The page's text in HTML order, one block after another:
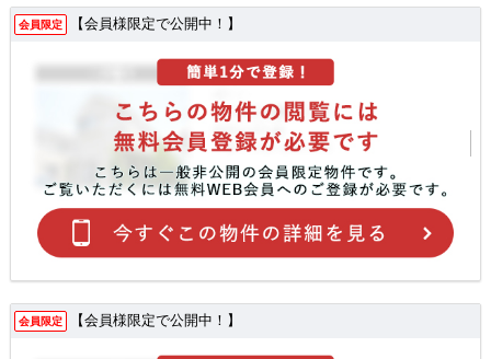
会員限定 【会員様限定で公開中！】
会員限定 【会員様限定で公開中！】